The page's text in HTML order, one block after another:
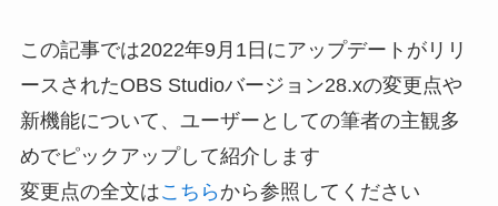
この記事では2022年9月1日にアップデートがリリ
ースされたOBS Studioバージョン28.xの変更点や
新機能について、ユーザーとしての筆者の主観多
めでピックアップして紹介します
変更点の全文はこちら から参照してください